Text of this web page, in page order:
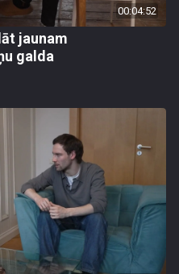
00:04:52
jaunam
galda